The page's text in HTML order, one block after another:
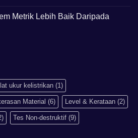
Metrik Lebih Baik Daripada
ukur kelistrikan (1)
Material (6) Level & Kerataan (2)
Tes Non-destruktif (9)